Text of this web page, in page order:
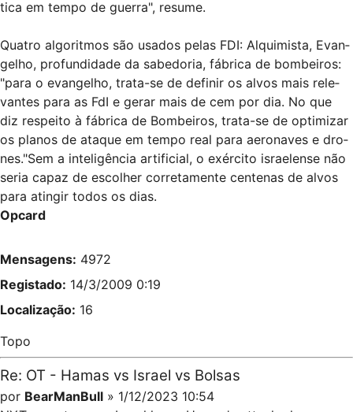
tica em tempo de guerra", resume.
Qua­tro algo­rit­mos são usa­dos pelas FDI: Alqui­mista, Evan­
ge­lho, pro­fun­di­dade da sabe­do­ria, fábrica de bom­bei­ros:
"para o evan­ge­lho, trata-se de defi­nir os alvos mais rele­
van­tes para as FdI e gerar mais de cem por dia. No que
diz res­peito à fábrica de Bom­bei­ros, trata-se de opti­mi­zar
os pla­nos de ata­que em tempo real para aero­na­ves e dro­
nes."Sem a inte­li­gên­cia arti­fi­cial, o exér­cito isra­e­lense não
seria capaz de esco­lher cor­re­ta­mente cen­te­nas de alvos
para atin­gir todos os dias.
Opcard
Mensagens: 4972
Registado: 14/3/2009 0:19
Localização: 16
Topo
Re: OT - Hamas vs Israel vs Bolsas
por BearManBull » 1/12/2023 10:54